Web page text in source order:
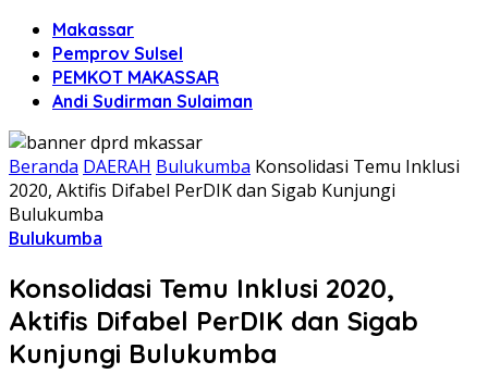
Makassar
Pemprov Sulsel
PEMKOT MAKASSAR
Andi Sudirman Sulaiman
Beranda DAERAH Bulukumba Konsolidasi Temu Inklusi
2020, Aktifis Difabel PerDIK dan Sigab Kunjungi
Bulukumba
Bulukumba
Konsolidasi Temu Inklusi 2020,
Aktifis Difabel PerDIK dan Sigab
Kunjungi Bulukumba